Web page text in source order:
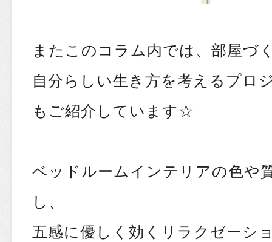
またこのコラム内では、部屋づ
自分らしい生き方を考えるプロ
もご紹介しています☆
ベッドルームインテリアの色や
し、
五感に優しく効くリラクゼーシ